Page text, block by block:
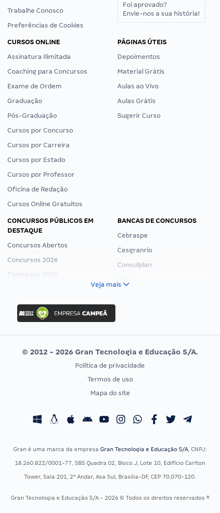
Trabalhe Conosco
Preferências de Cookies
Foi aprovado?
Envie-nos a sua história!
CURSOS ONLINE
Assinatura Ilimitada
Coaching para Concursos
Exame de Ordem
Graduação
Pós-Graduação
Cursos por Concurso
Cursos por Carreira
Cursos por Estado
Cursos por Professor
Oficina de Redação
Cursos Online Gratuitos
PÁGINAS ÚTEIS
Depoimentos
Material Grátis
Aulas ao Vivo
Aulas Grátis
Sugerir Curso
CONCURSOS PÚBLICOS EM
DESTAQUE
Concursos Abertos
Concursos 2026
Concursos 2025
Concurso Ibama
Concurso MPU
Editais publicados
BANCAS DE CONCURSOS
Cebraspe
Cesgranrio
Consulplan
Vunesp
CONCURSOS POR PROFISSÃO
Concursos Fiscais
Residência Multiprofissional
EXAME DE ORDEM
Calendário OAB
Veja mais
© 2012 - 2026 Gran Tecnologia e Educação S/A.
Política de privacidade
Termos de uso
Mapa do site
Gran é uma marca da empresa Gran Tecnologia e Educação S/A, CNPJ:
18.260.822/0001-77, SBS Quadra 02, Bloco J, Lote 10, Edifício Carlton
Tower, Sala 201, 2º Andar, Asa Sul, Brasília-DF, CEP 70.070-120.
Gran Tecnologia e Educação S/A - 2026 © Todos os direitos reservados ®